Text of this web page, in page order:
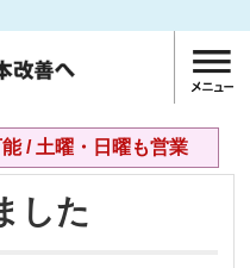
/ 土曜・日曜も営業
した